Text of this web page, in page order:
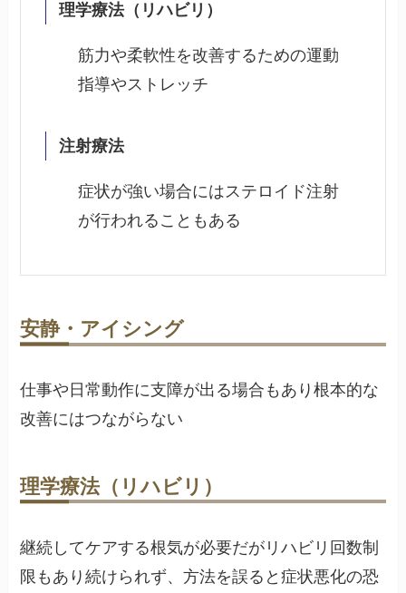
理学療法（リハビリ）
筋力や柔軟性を改善するための運動
指導やストレッチ
注射療法
症状が強い場合にはステロイド注射
が行われることもある
安静・アイシング
仕事や日常動作に支障が出る場合もあり根本的な
改善にはつながらない
理学療法（リハビリ）
継続してケアする根気が必要だがリハビリ回数制
限もあり続けられず、方法を誤ると症状悪化の恐